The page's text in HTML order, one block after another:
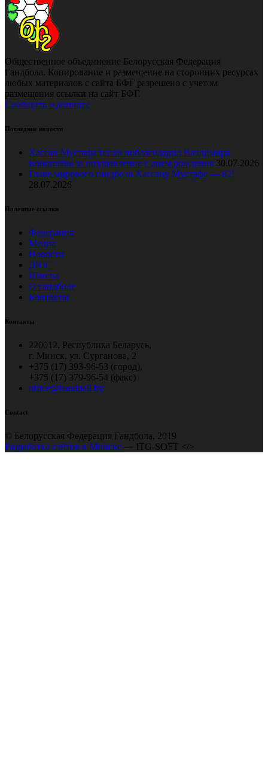
Общественное объединение Белорусская Федерация
Гандбола. Копирование и размещение на сторонних ресурсах
любых материалов с сайта БФГ разрешено с учетом
размещения ссылки на сайт БФГ.
Сообщить о допинге
Последние новости
Хассан Мустафа тепло поблагодарил Владимира
Коноплёва за поздравление с днем рождения 30.07.2026
Главе мирового гандбола Хассану Мустафе — 82!
28.07.2026
Полезные ссылки
Федерация
Медиа
Новости
ДЮГ
Школы
О гандболе
Контакты
Контакты
220012, Республика Беларусь,
г. Минск, ул. Сурганова, 2
+375 (17) 393-96-53 (город),
+375 (17) 379-96-54 (факс)
office@handball.by
Contact
© Белорусская Федерация Гандбола, 2019
Разработка сайтов в Минске — ITG-SOFT </>